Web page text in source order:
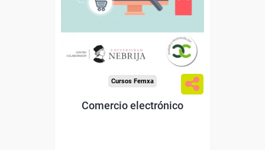
Compra segura
Cursos Femxa
Comercio electrónico